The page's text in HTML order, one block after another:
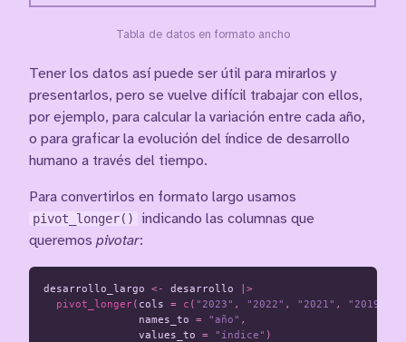
Tabla de datos en formato ancho
Tener los datos así puede ser útil para mirarlos y
presentarlos, pero se vuelve difícil trabajar con ellos,
por ejemplo, para calcular la variación entre cada año,
o para graficar la evolución del índice de desarrollo
humano a través del tiempo.
Para convertirlos en formato largo usamos
pivot_longer()
indicando las columnas que
queremos pivotar:
desarrollo_largo <- desarrollo
|>
pivot_longer( cols = c ( "2023" , "2022" , "2021" , "2019"
names_to = "año" ,
values_to = "índice" )